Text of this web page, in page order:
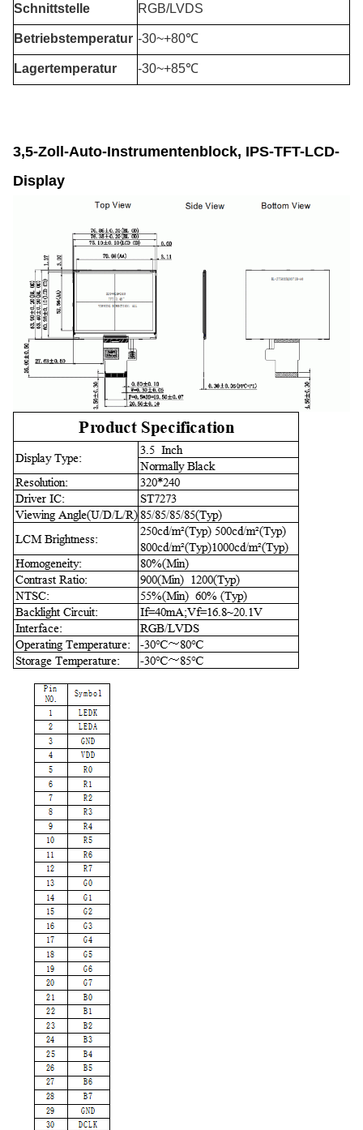
Schnittstelle
RGB/LVDS
Betriebstemperatur -30~+80℃
Lagertemperatur -30~+85℃
3,5-Zoll-Auto-Instrumentenblock, IPS-TFT-LCD-
Display